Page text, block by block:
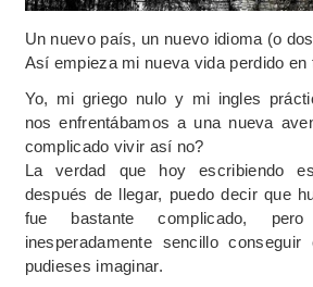
Un nuevo país, un nuevo idioma (o
Así empieza mi nueva vida perdido en
Yo, mi griego nulo y mi ingles
nos enfrentábamos a una nueva
complicado vivir así no?
La verdad que hoy escribiendo
después de llegar, puedo decir que
fue bastante complicado,
inesperadamente sencillo
pudieses imaginar.